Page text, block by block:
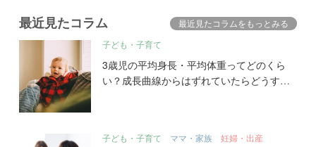
最近見たコラム
最近見たコラムをもっとみる
子ども・子育て
3歳児の平均身長・平均体重ってどのくら
い？成長曲線からはずれていたらどうす
子ども・子育て ママ・家族 妊婦・出産